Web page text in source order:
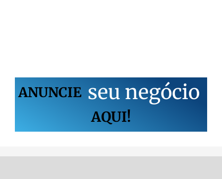
ANUNCIE seu negócio
AQUI!